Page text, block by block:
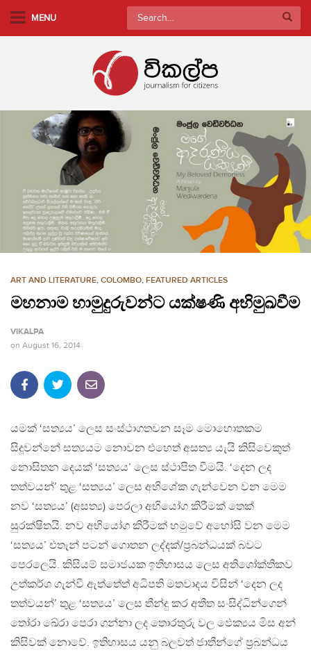
m
e
MENU
Search
for:
ART AND LITERATURE, COLOMBO, FEATURED ARTICLES
මහනාම හාමුදුරුවන්ට යක්ෂණි අභිමුඛවීම
VIKALPA
on August 16, 2014
යමක් ‘සත්‍යය’ ලෙස සංස්ථාගතවන සෑම මොහොතකම
සිදූවන්නේ සත්‍යයම නොවන එහෙත් අසත්‍ය යැයි කිසිවෙකුත්
නොසිතන දෙයක් ‘සත්‍යය’ ලෙස ස්ථාපිත වීමයි. ‘දෙන ලද
තත්වයන්’ තුළ ‘සත්‍යය’ ලෙස අභිශේක ගැන්වෙන වන මෙම
නව ‘සත්‍යය’ (අසත්‍ය) පෙරලා අභියෝග කිරීමක් තෙක්
සුරක්ෂිතයි. නව අභියෝග කිරීමක් හමුවේ අහෝසි වන මෙම
‘සත්‍යය’ එතැන් පටන් ගොතන ලද්දක්/ප්‍රබන්ධයක් බවට
පෙරලෙයි. කිසියම් සමාජයක ඉතිහාසය ලෙස අතිශෝක්තිකව
උත්කර්ශ ගැන්වී ඇත්තේත් අධිපති මතවාදය විසින් ‘දෙන ලද
තත්වයන්’ තුළ ‘සත්‍යය’ ලෙස තීන්දු කර අතීත සංසිද්ධින්ගෙන්
තෝරා ඛේරා පෙරා ගන්නා ලද තොරතුරු වල ඵෙක්‍යය මිස අන්
කිසිවක් නොවේ. ඉතිහාසය යනු බලවත් ජාතීන්ගේ ප්‍රබන්ධය